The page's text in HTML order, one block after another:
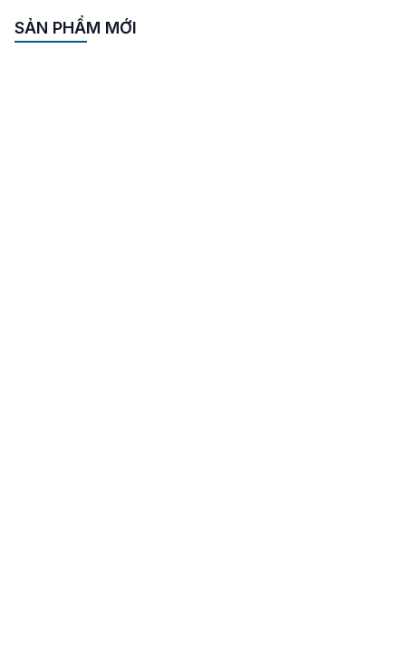
SẢN PHẨM MỚI